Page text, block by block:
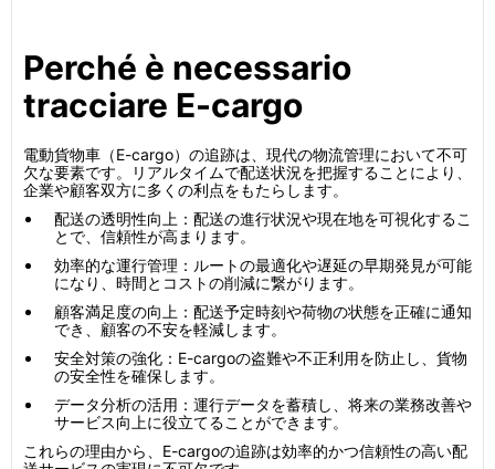
Perché è necessario
tracciare E-cargo
電動貨物車（E-cargo）の追跡は、現代の物流管理において不可
欠な要素です。リアルタイムで配送状況を把握することにより、
企業や顧客双方に多くの利点をもたらします。
配送の透明性向上：配送の進行状況や現在地を可視化するこ
とで、信頼性が高まります。
効率的な運行管理：ルートの最適化や遅延の早期発見が可能
になり、時間とコストの削減に繋がります。
顧客満足度の向上：配送予定時刻や荷物の状態を正確に通知
でき、顧客の不安を軽減します。
安全対策の強化：E-cargoの盗難や不正利用を防止し、貨物
の安全性を確保します。
データ分析の活用：運行データを蓄積し、将来の業務改善や
サービス向上に役立てることができます。
これらの理由から、E-cargoの追跡は効率的かつ信頼性の高い配